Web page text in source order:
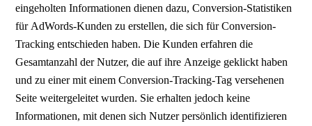
eingeholten Informationen dienen dazu, Conversion-Statistiken
für AdWords-Kunden zu erstellen, die sich für Conversion-
Tracking entschieden haben. Die Kunden erfahren die
Gesamtanzahl der Nutzer, die auf ihre Anzeige geklickt haben
und zu einer mit einem Conversion-Tracking-Tag versehenen
Seite weitergeleitet wurden. Sie erhalten jedoch keine
Informationen, mit denen sich Nutzer persönlich identifizieren